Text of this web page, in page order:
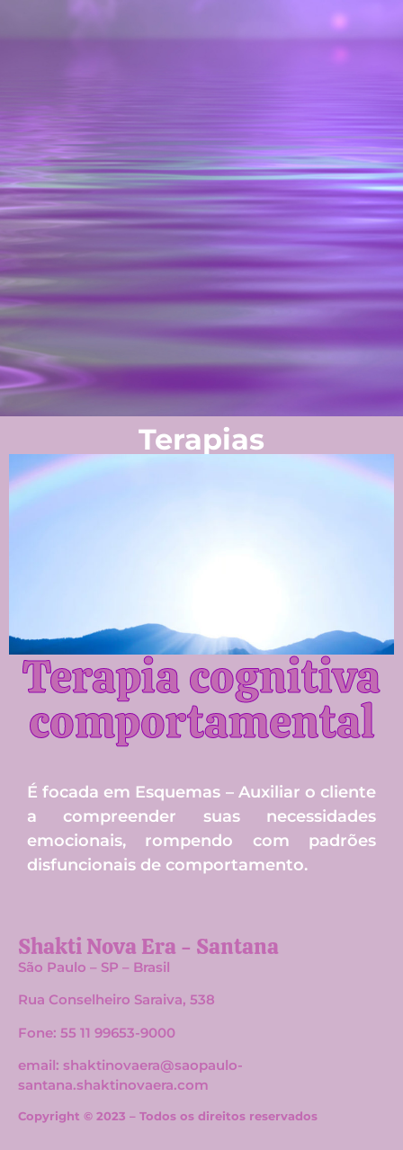
Terapias
Terapia cognitiva
comportamental
É focada em Esquemas – Auxiliar o cliente
a compreender suas necessidades
emocionais, rompendo com padrões
disfuncionais de comportamento.
Shakti Nova Era - Santana
São Paulo – SP – Brasil
Rua Conselheiro Saraiva, 538
Fone: 55 11 99653-9000
email: shaktinovaera@saopaulo-
santana.shaktinovaera.com
Copyright © 2023 – Todos os direitos reservados